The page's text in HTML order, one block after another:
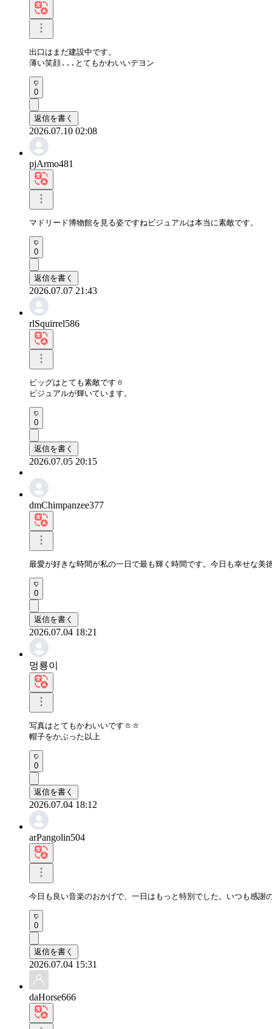
出口はまだ建設中です。
薄い笑顔...とてもかわいいデヨン
0
返信を書く
2026.07.10 02:08
pjArmo481
マドリード博物館を見る姿ですねビジュアルは本当に素敵です。
0
返信を書く
2026.07.07 21:43
rlSquirrel586
ビッグはとても素敵ですㅎ
ビジュアルが輝いています。
0
返信を書く
2026.07.05 20:15
dmChimpanzee377
最愛が好きな時間が私の一日で最も輝く時間です。今日も幸せな美
0
返信を書く
2026.07.04 18:21
멍룡이
写真はとてもかわいいですㅎㅎ
帽子をかぶった以上
0
返信を書く
2026.07.04 18:12
arPangolin504
今日も良い音楽のおかげで、一日はもっと特別でした。いつも感謝
0
返信を書く
2026.07.04 15:31
daHorse666